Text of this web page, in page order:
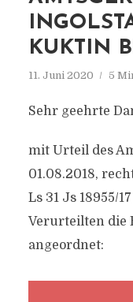
KUKTIN
11. Juni 2020 5
Sehr geehrte
mit Urteil des
01.08.2018,
Ls 31 Js 18955/
Verurteilten die
angeordnet: